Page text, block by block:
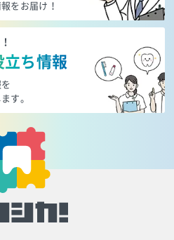
をお届け！
立ち情報
す。